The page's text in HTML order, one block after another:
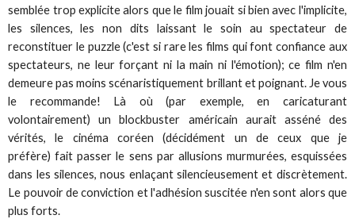
semblée trop explicite alors que le film jouait si bien avec l'implicite,
les silences, les non dits laissant le soin au spectateur de
reconstituer le puzzle (c'est si rare les films qui font confiance aux
spectateurs, ne leur forçant ni la main ni l'émotion); ce film n'en
demeure pas moins scénaristiquement brillant et poignant. Je vous
le recommande! Là où (par exemple, en caricaturant
volontairement) un blockbuster américain aurait asséné des
vérités, le cinéma coréen (décidément un de ceux que je
préfère) fait passer le sens par allusions murmurées, esquissées
dans les silences, nous enlaçant silencieusement et discrètement.
Le pouvoir de conviction et l'adhésion suscitée n'en sont alors que
plus forts.